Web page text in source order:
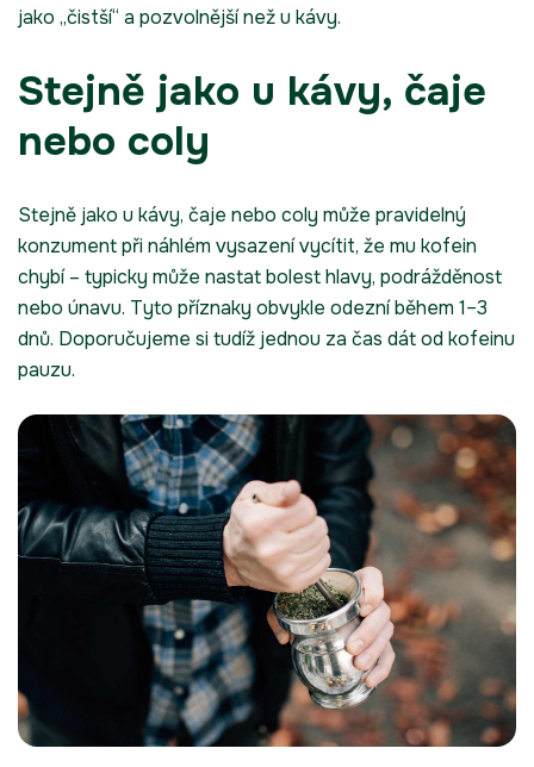
jako „čistší“ a pozvolnější než u kávy.
Stejně jako u kávy, čaje
nebo coly
Stejně jako u kávy, čaje nebo coly může pravidelný
konzument při náhlém vysazení vycítit, že mu kofein
chybí – typicky může nastat bolest hlavy, podrážděnost
nebo únavu. Tyto příznaky obvykle odezní během 1–3
dnů. Doporučujeme si tudíž jednou za čas dát od kofeinu
pauzu.